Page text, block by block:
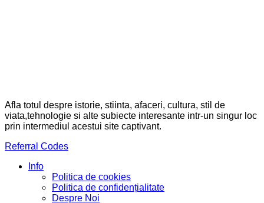
Afla totul despre istorie, stiinta, afaceri, cultura, stil de
viata,tehnologie si alte subiecte interesante intr-un singur loc
prin intermediul acestui site captivant.
Referral Codes
Info
Politica de cookies
Politica de confidențialitate
Despre Noi